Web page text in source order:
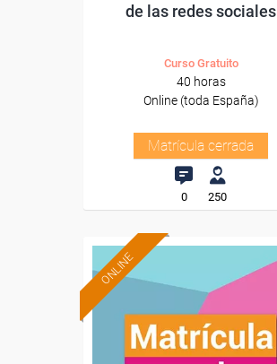
de las redes sociales
Curso Gratuito
40 horas
Online (toda España)
Matrícula cerrada
0 250
ONLINE